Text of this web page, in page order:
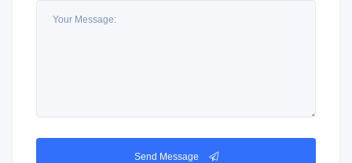
Send Message